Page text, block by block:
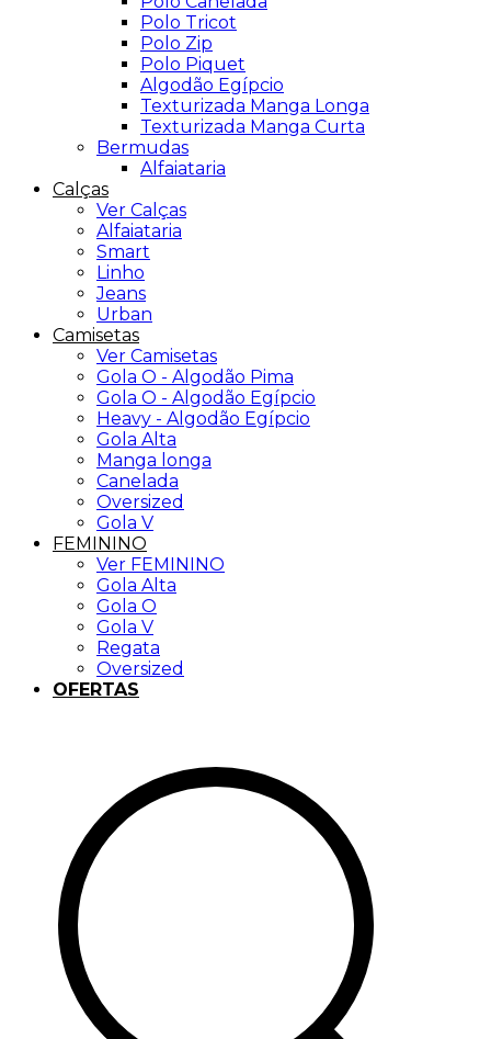
Polo Tricot
Polo Zip
Polo Piquet
Algodão Egípcio
Texturizada Manga Longa
Texturizada Manga Curta
Bermudas
Alfaiataria
Calças
Ver Calças
Alfaiataria
Smart
Linho
Jeans
Urban
Camisetas
Ver Camisetas
Gola O - Algodão Pima
Gola O - Algodão Egípcio
Heavy - Algodão Egípcio
Gola Alta
Manga longa
Canelada
Oversized
Gola V
FEMININO
Ver FEMININO
Gola Alta
Gola O
Gola V
Regata
Oversized
OFERTAS